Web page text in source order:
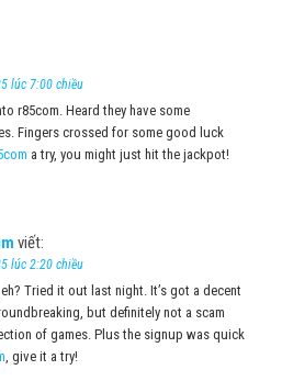
lúc 7:00 chiều
r85com. Heard they have some
Fingers crossed for some good luck
a try, you might just hit the jackpot!
viết:
lúc 2:20 chiều
Tried it out last night. It’s got a decent
but definitely not a scam
of games. Plus the signup was quick
, give it a try!